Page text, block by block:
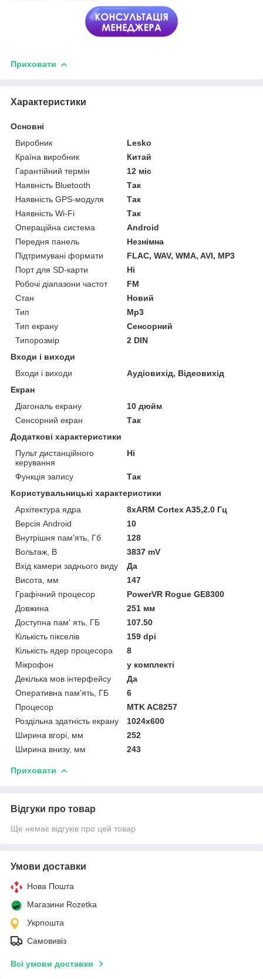
Приховати
Характеристики
Основні
Виробник
Lesko
Країна виробник
Китай
Гарантійний термін
12 міс
Наявність Bluetooth
Так
Наявність GPS-модуля
Так
Наявність Wi-Fi
Так
Операційна система
Android
Передня панель
Незнімна
Підтримувані формати
FLAC, WAV, WMA, AVI, MP3
Порт для SD-карти
Ні
Робочі діапазони частот
FM
Стан
Новий
Тип
Mp3
Тип екрану
Сенсорний
Типорозмір
2 DIN
Входи і виходи
Входи і виходи
Аудіовихід, Відеовихід
Екран
Діагональ екрану
10 дюйм
Сенсорний екран
Так
Додаткові характеристики
Пульт дистанційного
керування
Ні
Функція запису
Так
Користувальницькі характеристики
Архітектура ядра
8xARM Cortex A35,2.0 Гц
Версія Android
10
Внутрішня пам'ять, Гб
128
Вольтаж, В
3837 mV
Вхід камери заднього виду
Да
Висота, мм
147
Графічний процесор
PowerVR Rogue GE8300
Довжина
251 мм
Доступна пам' ять, ГБ
107.50
Кількість пікселів
159 dpi
Кількість ядер процесора
8
Мікрофон
у комплекті
Декілька мов інтерфейсу
Да
Оперативна пам'ять, ГБ
6
Процесор
MTK AC8257
Роздільна здатність екрану
1024х600
Ширина вгорі, мм
252
Ширина внизу, мм
243
Приховати
Відгуки про товар
Ще немає відгуків про цей товар
Умови доставки
Нова Пошта
Магазини Rozetka
Укрпошта
Самовивіз
Всі умови доставки